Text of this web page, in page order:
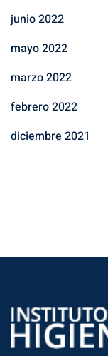
junio 2022
mayo 2022
marzo 2022
febrero 2022
diciembre 2021